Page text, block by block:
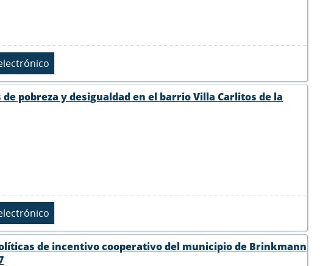
pobreza y desigualdad en el barrio Villa Carlitos de la
de incentivo cooperativo del municipio de Brinkmann